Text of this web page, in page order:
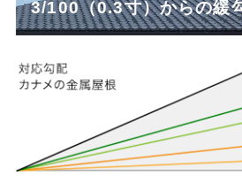
スタンディングロック
フリーハットⅡ型
フラットライン
横葺き屋根
カナディー
タイマルーフ F25
タイマルーフ T型
金属瓦
洋瓦王(ヨウガオウ)
通気断熱工法
Vi65
換気棟システム
施工事例
3/100（0.3寸）からの緩